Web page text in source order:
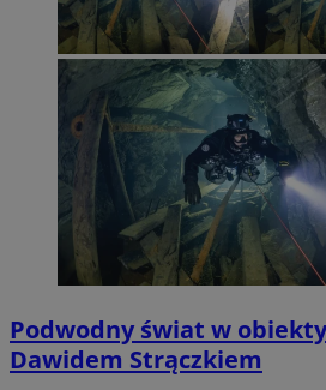
Podwodny świat w
Dawidem Strączkiem